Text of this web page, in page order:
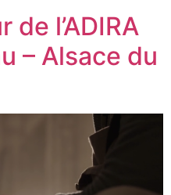
l’ADIRA
– Alsace du